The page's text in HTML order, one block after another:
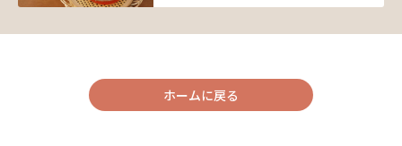
ホームに戻る